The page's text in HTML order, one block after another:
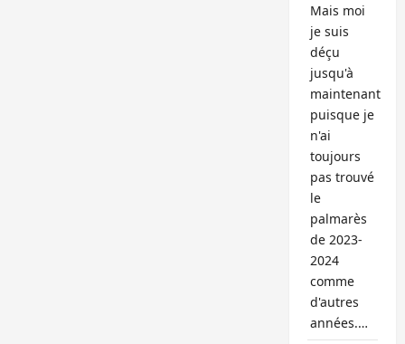
Mais moi
je suis
déçu
jusqu'à
maintenant
puisque je
n'ai
toujours
pas trouvé
le
palmarès
de 2023-
2024
comme
d'autres
années.…